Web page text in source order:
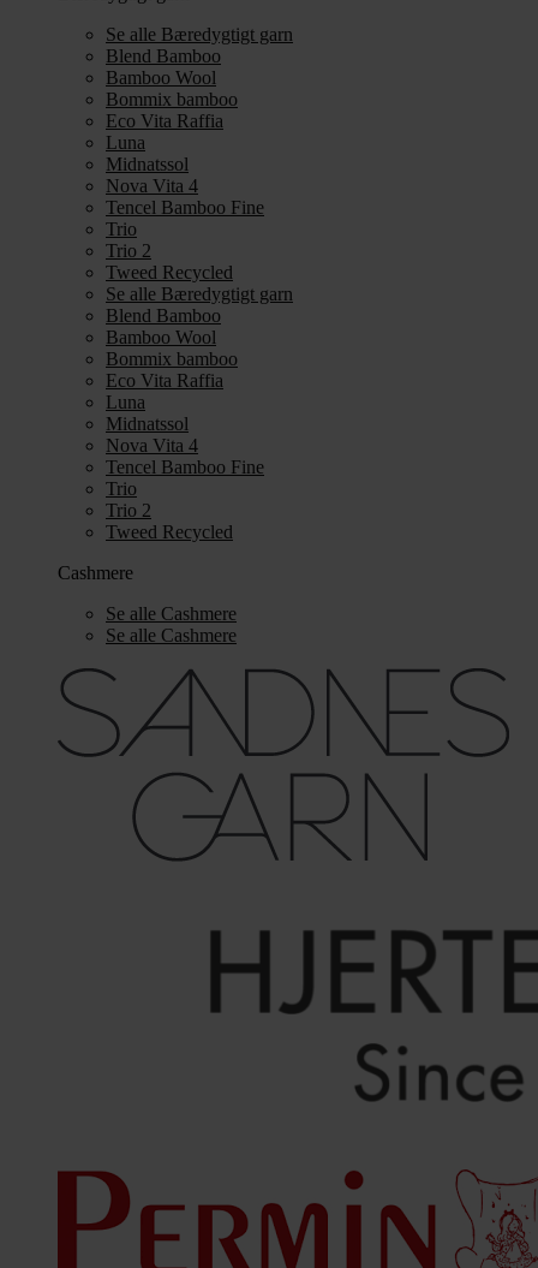
Se alle Bæredygtigt garn
Blend Bamboo
Bamboo Wool
Bommix bamboo
Eco Vita Raffia
Luna
Midnatssol
Nova Vita 4
Tencel Bamboo Fine
Trio
Trio 2
Tweed Recycled
Se alle Bæredygtigt garn
Blend Bamboo
Bamboo Wool
Bommix bamboo
Eco Vita Raffia
Luna
Midnatssol
Nova Vita 4
Tencel Bamboo Fine
Trio
Trio 2
Tweed Recycled
Cashmere
Se alle Cashmere
Se alle Cashmere